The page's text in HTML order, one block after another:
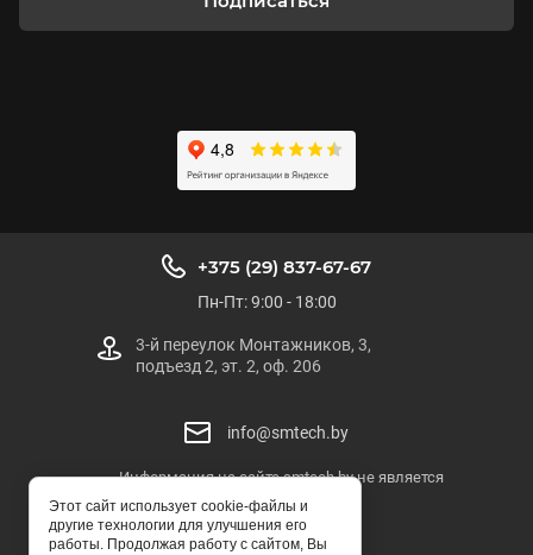
SMTECH.BY
+375 (29) 837-67-67
Пн-Пт: 9:00 - 18:00
3-й переулок Монтажников, 3,
подъезд 2, эт. 2, оф. 206
info@smtech.by
Информация на сайте smtech.by не является
публичной офертой
Этот сайт использует cookie-файлы и
другие технологии для улучшения его
работы. Продолжая работу с сайтом, Вы